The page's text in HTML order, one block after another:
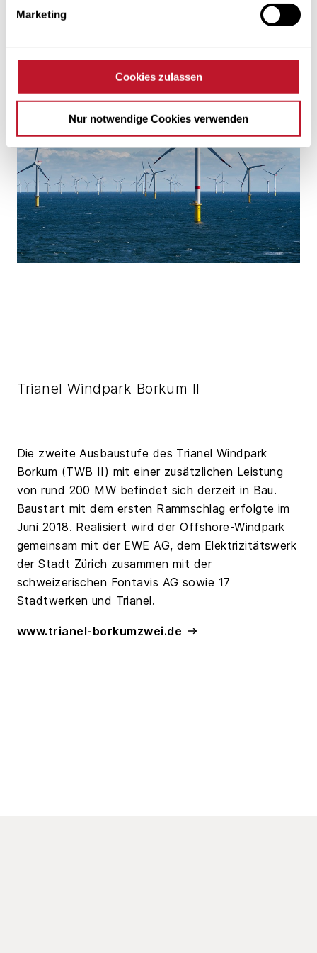
Marketing
Cookies zulassen
Nur notwendige Cookies verwenden
Trianel Windpark Borkum II
Die zweite Ausbaustufe des Trianel Windpark
Borkum (TWB II) mit einer zusätzlichen Leistung
von rund 200 MW befindet sich derzeit in Bau.
Baustart mit dem ersten Rammschlag erfolgte im
Juni 2018. Realisiert wird der Offshore-Windpark
gemeinsam mit der EWE AG, dem Elektrizitätswerk
der Stadt Zürich zusammen mit der
schweizerischen Fontavis AG sowie 17
Stadtwerken und Trianel.
www.trianel-borkumzwei.de